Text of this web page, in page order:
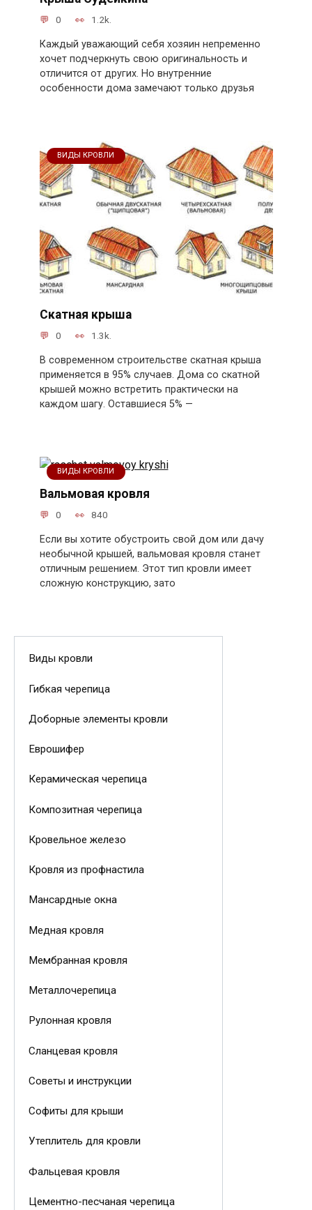
0 1.2k.
Каждый уважающий себя хозяин непременно
хочет подчеркнуть свою оригинальность и
отличится от других. Но внутренние
особенности дома замечают только друзья
ВИДЫ КРОВЛИ
Скатная крыша
0 1.3k.
В современном строительстве скатная крыша
применяется в 95% случаев. Дома со скатной
крышей можно встретить практически на
каждом шагу. Оставшиеся 5% —
ВИДЫ КРОВЛИ
Вальмовая кровля
0 840
Если вы хотите обустроить свой дом или дачу
необычной крышей, вальмовая кровля станет
отличным решением. Этот тип кровли имеет
сложную конструкцию, зато
Виды кровли
Гибкая черепица
Доборные элементы кровли
Еврошифер
Керамическая черепица
Композитная черепица
Кровельное железо
Кровля из профнастила
Мансардные окна
Медная кровля
Мембранная кровля
Металлочерепица
Рулонная кровля
Сланцевая кровля
Советы и инструкции
Софиты для крыши
Утеплитель для кровли
Фальцевая кровля
Цементно-песчаная черепица